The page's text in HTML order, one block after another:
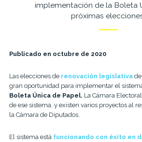
implementación de la Boleta
próximas
Publicado en octubre de 2020
Las elecciones derenovación legislativa
gran oportunidad para implementar el
Boleta Única de Papel. La Cámara
de ese sistema, y existen varios proyectos al
la Cámara de Diputados.
El sistema está funcionando con éxito en